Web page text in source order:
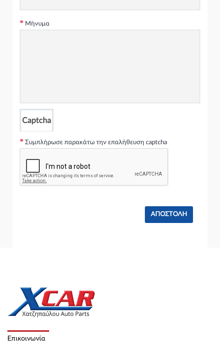
4dr 323 i ( M52 B25 (256S4) ) (163 hp ) Βενζίνη
BMW 3 Series 2003 - 2005 ( E46 F/L ) ( 2002 - 2005 ) Sedan /
4dr 325 i ( M54 B25 (256S5) ) (192 hp ) Βενζίνη
4dr 328 i ( M52 B28 (286S2) ) (193 hp ) Βενζίνη
BMW 3 Series 2003 - 2005 ( E46 F/L ) ( 2002 - 2005 ) Sedan /
BMW 3 Series 2003 - 2005 ( E46 F/L ) ( 2002 - 2005 ) Sedan /
4dr 330 d ( M57 D30 (306D1) ) (184 hp ) Πετρέλαιο
4dr 330 d ( M57 D30 (306D2) ) (204 hp ) Πετρέλαιο
BMW 3 Series 2003 - 2005 ( E46 F/L ) ( 2002 - 2005 ) Sedan /
4dr 330 i ( M54 B30 (306S3) ) (231 hp ) Βενζίνη
4dr 330 i ( M54 B30 (306S3) ) (228 hp ) Βενζίνη
BMW 3 Series 2003 - 2005 ( E46 F/L ) ( 2002 - 2005 ) Sedan /
Μήνυμα
Captcha
Συμπλήρωσε παρακάτω την επαλήθευση captcha
Επικοινωνία